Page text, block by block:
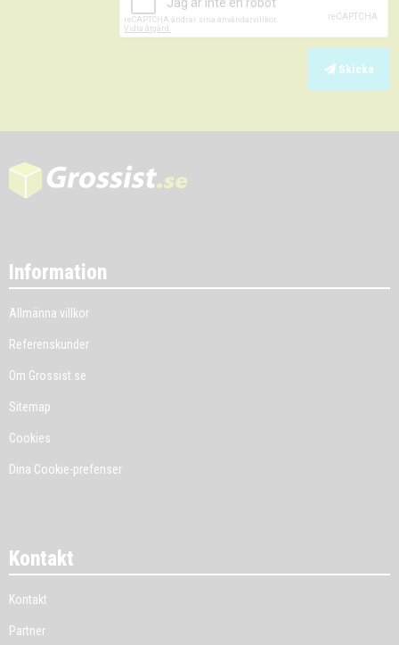
Skicka
Information
Allmänna villkor
Referenskunder
Om Grossist.se
Sitemap
Cookies
Dina Cookie-prefenser
Kontakt
Kontakt
Partner